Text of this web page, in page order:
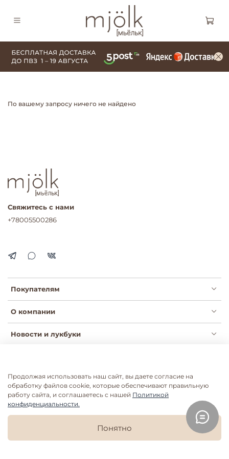
По вашему запросу ничего не найдено
Покупателям
О компании
Новости и лукбуки
Свяжитесь с нами
+78005500286
Публичная оферта
Политика конфиденциальности
Пользовательское соглашение
Сертификаты
Согласие на рассылки
Согласие на обработку ПДН
Продолжая использовать наш сайт, вы даете согласие на
обработку файлов cookie, которые обеспечивают правильную
работу сайта, и соглашаетесь с нашей Политикой
конфиденциальности.
Понятно